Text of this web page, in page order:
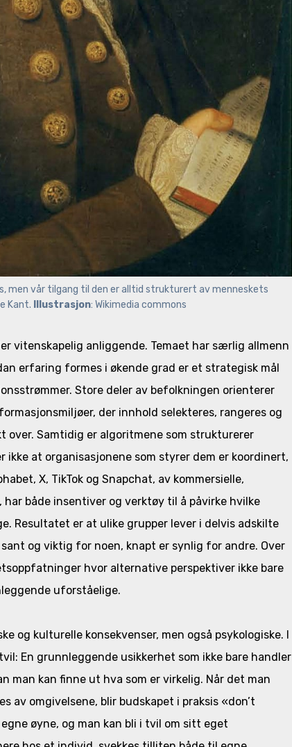
men vår tilgang til den er alltid strukturert av menneskets
Kant.
Illustrasjon: Wikimedia commons
vitenskapelig anliggende. Temaet har særlig allmenn
erfaring formes i økende grad er et strategisk mål
Store deler av befolkningen orienterer
der innhold selekteres, rangeres og
Samtidig er algoritmene som strukturerer
at organisasjonene som styrer dem er koordinert,
X, TikTok og Snapchat, av kommersielle,
både insentiver og verktøy til å påvirke hvilke
Resultatet er at ulike grupper lever i delvis adskilte
og viktig for noen, knapt er synlig for andre. Over
hvor alternative perspektiver ikke bare
uforståelige.
og kulturelle konsekvenser, men også psykologiske. I
En grunnleggende usikkerhet som ikke bare handler
man kan finne ut hva som er virkelig. Når det man
av omgivelsene, blir budskapet i praksis «don’t
øyne, og man kan bli i tvil om sitt eget